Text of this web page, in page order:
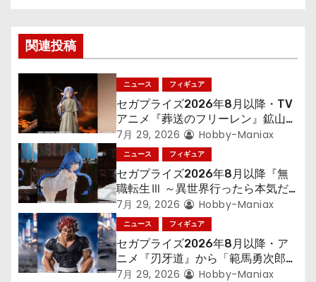
ゲ
ー
シ
ョ
ン
関連投稿
ニュース フィギュア
セガプライズ2026年8月以降・TV
アニメ『葬送のフリーレン』鉱山で
300年働くことになっっちゃった
「フリーレン」を立体化！
7月 29, 2026 Hobby-Maniax
ニュース フィギュア
セガプライズ2026年8月以降『無
職転生Ⅲ ～異世界行ったら本気だ
す～』から「ロキシー」のフィギュ
アが登場！
7月 29, 2026 Hobby-Maniax
ニュース フィギュア
セガプライズ2026年8月以降・ア
ニメ『刃牙道』から「範馬勇次郎」
が登場ッッ!!
7月 29, 2026 Hobby-Maniax